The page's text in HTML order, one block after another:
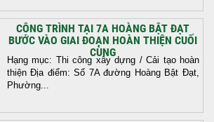
CÔNG TRÌNH TẠI 7A HOÀNG BẬT ĐẠT
BƯỚC VÀO GIAI ĐOẠN HOÀN THIỆN CUỐI
CÙNG
Hạng mục: Thi công xây dựng / Cải tạo hoàn
thiện Địa điểm: Số 7A đường Hoàng Bật Đạt,
Phường...